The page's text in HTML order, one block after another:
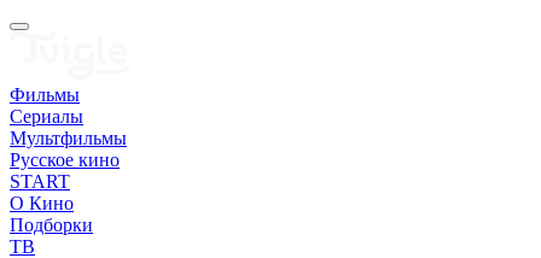
Фильмы
Сериалы
Мультфильмы
Русское кино
START
О Кино
Подборки
ТВ